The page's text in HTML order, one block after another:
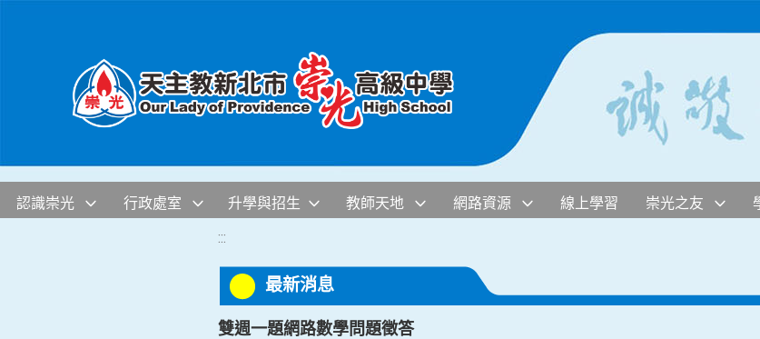
認識崇光 行政處室 升學與招生 教師天地 網路資源 線上學習 崇光之友
:::
最新消息
雙週一題網路數學問題徵答